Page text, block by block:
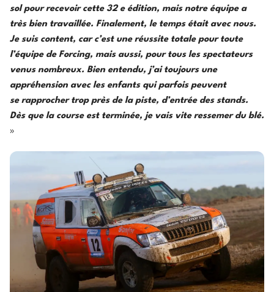
sol pour recevoir cette 32 e édition, mais notre équipe a
très bien travaillée. Finalement, le temps était avec nous.
Je suis content, car c’est une réussite totale pour toute
l’équipe de Forcing, mais aussi, pour tous les spectateurs
venus nombreux. Bien entendu, j’ai toujours une
appréhension avec les enfants qui parfois peuvent
se rapprocher trop près de la piste, d’entrée des stands.
Dès que la course est terminée, je vais vite ressemer du blé.
»